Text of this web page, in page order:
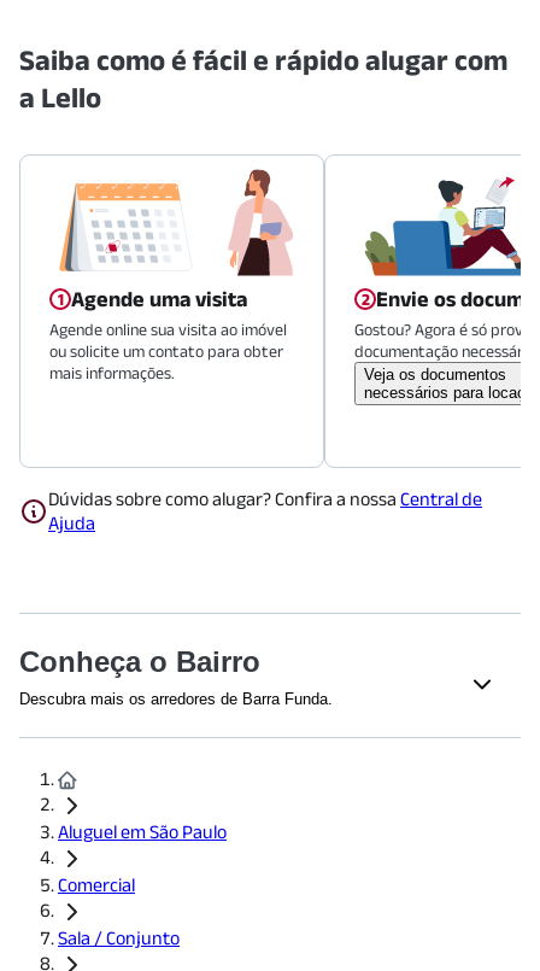
Saiba como é fácil e rápido alugar com
a Lello
Agende uma visita
Agende online sua visita ao imóvel
ou solicite um contato para obter
mais informações.
Envie os
Gostou? Agora é só
documentação necessária.
Veja os documentos
necessários para
Dúvidas sobre como alugar? Confira a nossa Central de
Ajuda
Conheça o Bairro
Descubra mais os arredores de Barra Funda.
Shopping Pátio Higienópolis
Galeria do Rock
Cultural
Museu da Língua Portuguesa
Pinacoteca de São Paulo
Aluguel em São Paulo
Comercial
Sala / Conjunto